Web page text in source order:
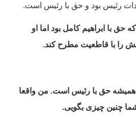
رئیس بود و حق با رئیس است.
حق با ابراهیم کامل بود اما او
را با قاطعیت مطرح کند.
حق با رئیس است. من واقعا
چنین چیزی بگویی.